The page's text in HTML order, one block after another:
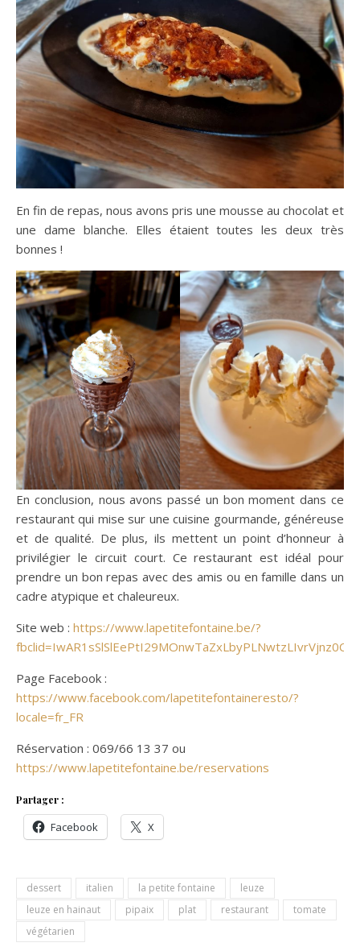
En fin de repas, nous avons pris une mousse au chocolat et
une dame blanche. Elles étaient toutes les deux très
bonnes !
En conclusion, nous avons passé un bon moment dans ce
restaurant qui mise sur une cuisine gourmande, généreuse
et de qualité. De plus, ils mettent un point d’honneur à
privilégier le circuit court. Ce restaurant est idéal pour
prendre un bon repas avec des amis ou en famille dans un
cadre atypique et chaleureux.
Site web : https://www.lapetitefontaine.be/?
Page Facebook :
https://www.facebook.com/lapetitefontaineresto/?
locale=fr_FR
Réservation : 069/66 13 37 ou
https://www.lapetitefontaine.be/reservations
Partager :
Facebook X
dessert italien la petite fontaine
leuze
leuze en hainaut
pipaix plat restaurant
tomate
végétarien